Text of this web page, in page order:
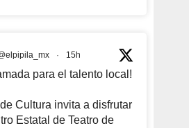
· 15h
para el talento local!
Cultura invita a disfrutar
Estatal de Teatro de